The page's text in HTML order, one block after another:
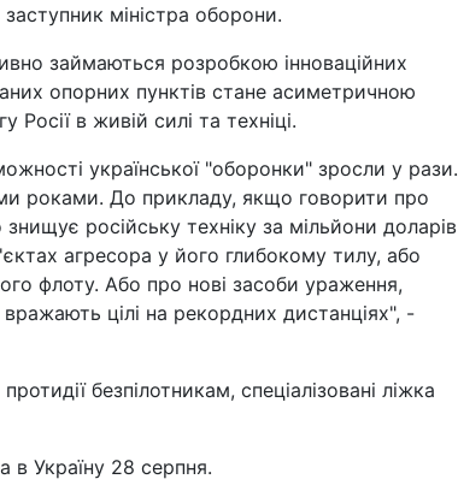
міністра оборони.
займаються розробкою інноваційних
опорних пунктів стане асиметричною
в живій силі та техніці.
української "оборонки" зросли у рази.
роками. До прикладу, якщо говорити про
російську техніку за мільйони доларів
агресора у його глибокому тилу, або
флоту. Або про нові засоби ураження,
цілі на рекордних дистанціях", -
безпілотникам, спеціалізовані ліжка
в Україну 28 серпня.